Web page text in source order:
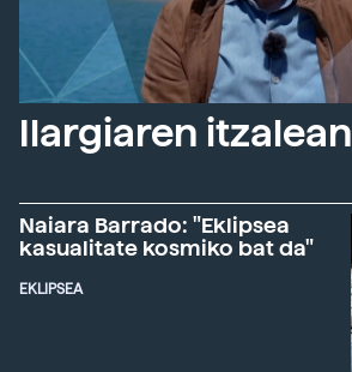
Ilargiaren itzalean
Naiara Barrado: "Eklipsea
kasualitate kosmiko bat da"
EKLIPSEA